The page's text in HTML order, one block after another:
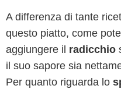
A differenza di tante
questo piatto, come
aggiungere il radicchio
il suo sapore sia
Per quanto riguarda lo